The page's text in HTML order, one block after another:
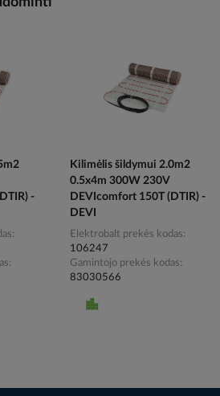
-
Kilimėlis šildymui 2.0m2
0.5x4m 300W 230V
DEVIcomfort 150T (DTIR) -
DEVI
Elektrobalt prekės kodas
106247
Gamintojo prekės kodas
83030566